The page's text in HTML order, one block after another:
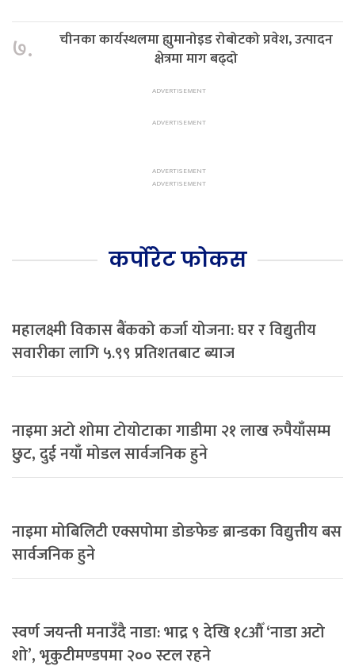
७.
चीनका कार्यस्थलमा ह्युमानोइड रोबोटको प्रवेश, उत्पादन
क्षेत्रमा माग बढ्दो
कर्पोरेट फोकस
महालक्ष्मी विकास बैंकको कर्जा योजना: घर र विद्युतीय
सवारीका लागि ५.९९ प्रतिशतबाट ब्याज
नाइमा अटो शोमा टोयोटाका गाडीमा २१ लाख रुपैयाँसम्म
छुट, दुई नयाँ मोडल सार्वजनिक हुने
नाइमा मोबिलिटी एक्सपोमा डोङफेङ ब्रान्डका विद्युत्तीय बस
सार्वजनिक हुने
स्वर्ण जयन्ती मनाउँदै नाडा: भाद्र ९ देखि १८औँ ‘नाडा अटो
शो’, भृकुटीमण्डपमा २०० स्टल रहने